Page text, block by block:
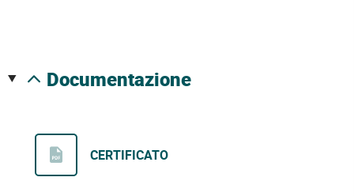
documentazione
CERTIFICATO